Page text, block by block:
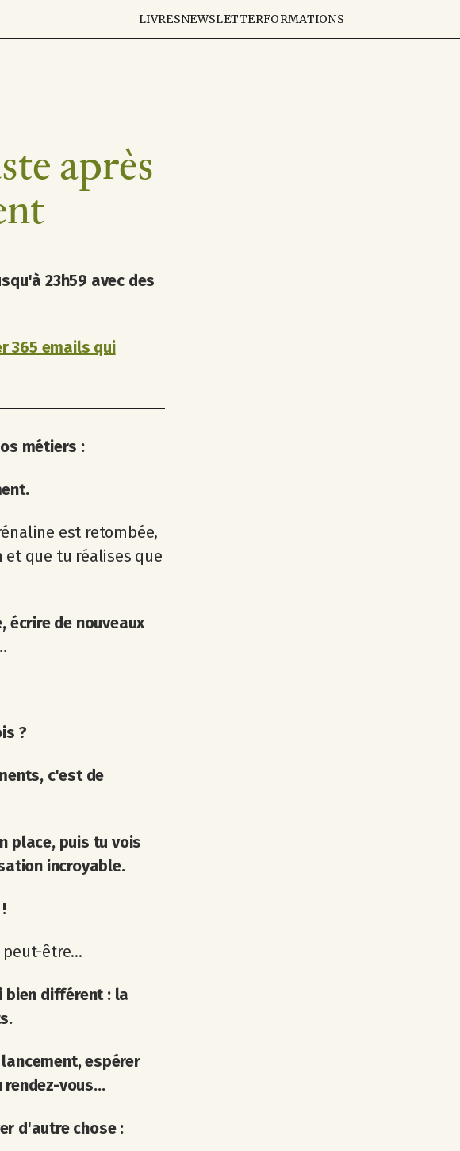
LIVRESNEWSLETTERFORMATIONS
après
23h59 avec des
365 emails qui
métiers :
est retombée,
et que tu réalises que
écrire de nouveaux
?
c'est de
place, puis tu vois
incroyable.
peut-être...
bien différent : la
lancement, espérer
rendez-vous...
d'autre chose :